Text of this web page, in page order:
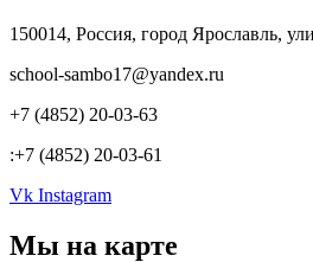
150014, Россия, город Ярославль,
school-sambo17@yandex.ru
+7 (4852) 20-03-63
:+7 (4852) 20-03-61
Vk Instagram
Мы на карте